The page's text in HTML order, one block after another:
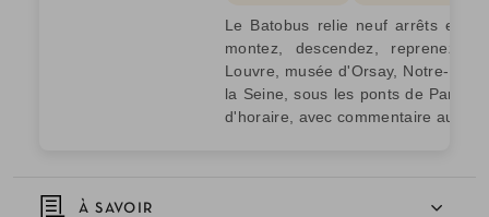
À SAVOIR
Le Batobus relie neuf arrêts
montez, descendez, reprenez
Louvre, musée d'Orsay, Notre-
la Seine, sous les ponts de Paris.
d'horaire, avec commentaire audio